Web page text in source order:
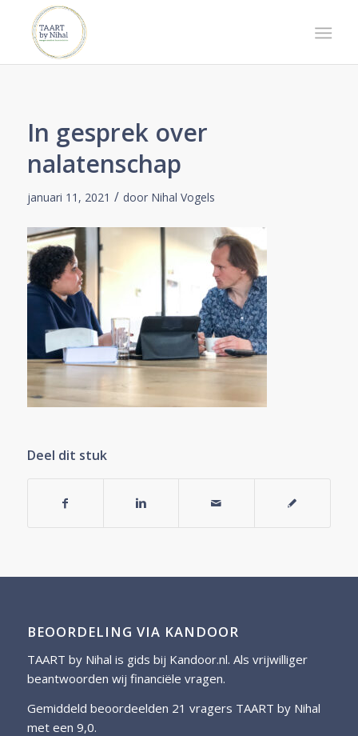
In gesprek over
nalatenschap
januari 11, 2021 / door Nihal Vogels
Deel dit stuk
BEOORDELING VIA KANDOOR
TAART by Nihal is gids bij Kandoor.nl. Als vrijwilliger
beantwoorden wij financiële vragen.
Gemiddeld beoordeelden 21 vragers TAART by Nihal
met een 9,0.